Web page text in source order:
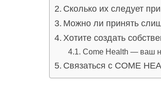
Сколько их следует
Можно ли принять
Хотите создать
Come Health — ваш
Связаться с COME